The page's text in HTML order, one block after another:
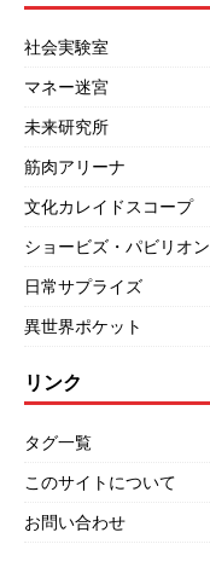
社会実験室
マネー迷宮
未来研究所
筋肉アリーナ
文化カレイドスコープ
ショービズ・パビリオン
日常サプライズ
異世界ポケット
リンク
タグ一覧
このサイトについて
お問い合わせ